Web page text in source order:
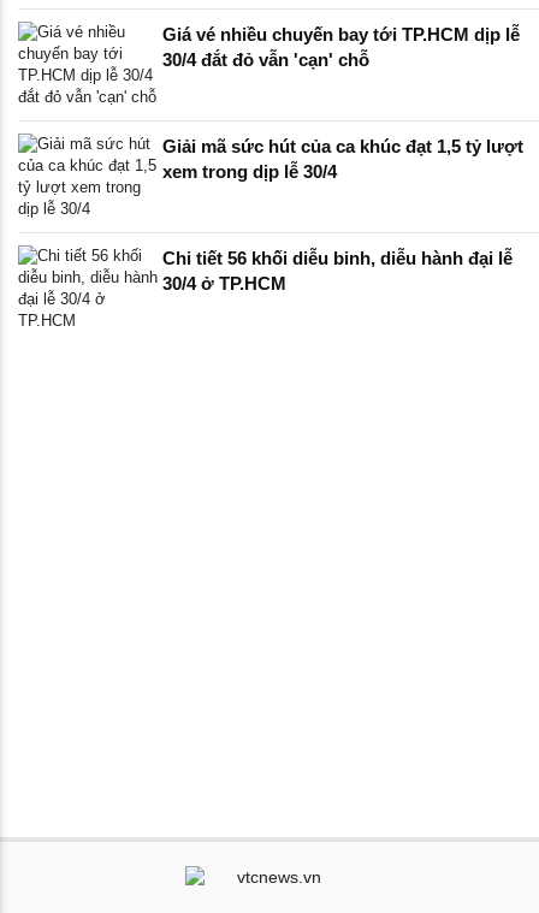
Giá vé nhiều chuyến bay tới TP.HCM dịp lễ
30/4 đắt đỏ vẫn 'cạn' chỗ
Giải mã sức hút của ca khúc đạt 1,5 tỷ lượt
xem trong dịp lễ 30/4
Chi tiết 56 khối diễu binh, diễu hành đại lễ
30/4 ở TP.HCM